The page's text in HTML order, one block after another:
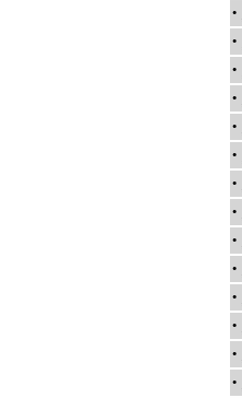
·
·
·
·
·
·
·
·
·
·
·
·
·
·